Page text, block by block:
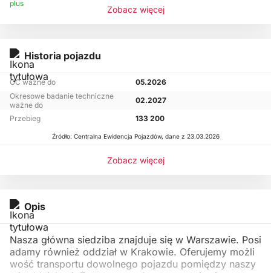
Zobacz więcej
Historia pojazdu
OC ważne do
05.2026
Okresowe badanie techniczne
ważne do
02.2027
Przebieg
133 200
Źródło: Centralna Ewidencja Pojazdów, dane z 23.03.2026
Zobacz więcej
Opis
Nasza główna siedziba znajduje się w Warszawie. Posi
adamy również oddział w Krakowie. Oferujemy możli
wość transportu dowolnego pojazdu pomiędzy naszy